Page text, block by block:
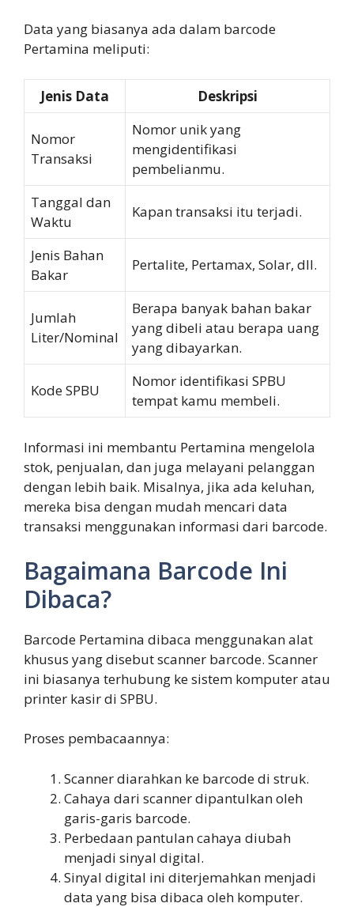
Data yang biasanya ada dalam barcode
Pertamina meliputi:
Jenis Data Deskripsi
Nomor
Transaksi
Nomor unik yang
mengidentifikasi
pembelianmu.
Tanggal dan
Waktu
Kapan transaksi itu terjadi.
Jenis Bahan
Bakar
Pertalite, Pertamax, Solar, dll.
Jumlah
Liter/Nominal
Berapa banyak bahan bakar
yang dibeli atau berapa uang
yang dibayarkan.
Kode SPBU
Nomor identifikasi SPBU
tempat kamu membeli.
Informasi ini membantu Pertamina mengelola
stok, penjualan, dan juga melayani pelanggan
dengan lebih baik. Misalnya, jika ada keluhan,
mereka bisa dengan mudah mencari data
transaksi menggunakan informasi dari barcode.
Bagaimana Barcode Ini
Dibaca?
Barcode Pertamina dibaca menggunakan alat
khusus yang disebut scanner barcode. Scanner
ini biasanya terhubung ke sistem komputer atau
printer kasir di SPBU.
Proses pembacaannya:
Scanner diarahkan ke barcode di struk.
Cahaya dari scanner dipantulkan oleh
garis-garis barcode.
Perbedaan pantulan cahaya diubah
menjadi sinyal digital.
Sinyal digital ini diterjemahkan menjadi
data yang bisa dibaca oleh komputer.